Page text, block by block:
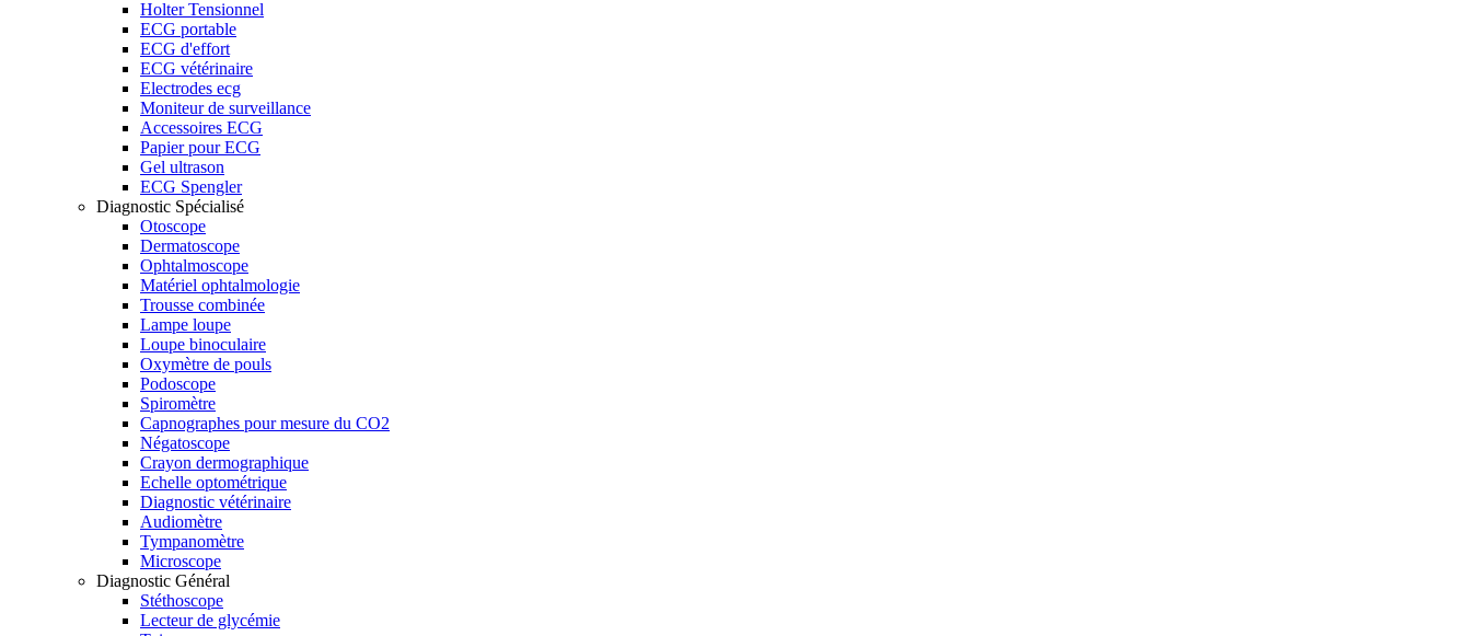
Holter Tensionnel
ECG portable
ECG d'effort
ECG vétérinaire
Electrodes ecg
Moniteur de surveillance
Accessoires ECG
Papier pour ECG
Gel ultrason
ECG Spengler
Diagnostic Spécialisé
Otoscope
Dermatoscope
Ophtalmoscope
Matériel ophtalmologie
Trousse combinée
Lampe loupe
Loupe binoculaire
Oxymètre de pouls
Podoscope
Spiromètre
Capnographes pour mesure du CO2
Négatoscope
Crayon dermographique
Echelle optométrique
Diagnostic vétérinaire
Audiomètre
Tympanomètre
Microscope
Diagnostic Général
Stéthoscope
Lecteur de glycémie